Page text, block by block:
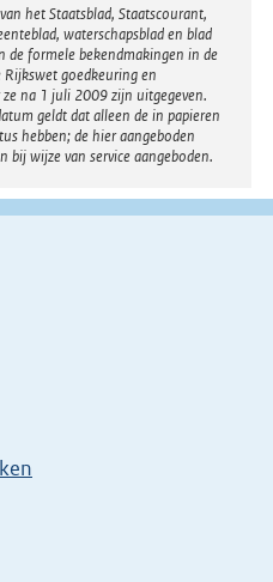
het Staatsblad, Staatscourant,
waterschapsblad en blad
de formele bekendmakingen in de
goedkeuring en
na 1 juli 2009 zijn uitgegeven.
geldt dat alleen de in papieren
hebben; de hier aangeboden
bij wijze van service aangeboden.